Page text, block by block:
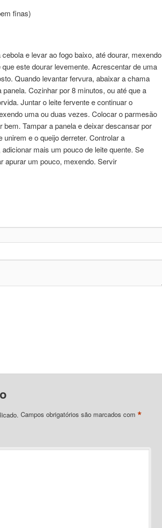
finas)
e levar ao fogo baixo, até dourar, mexendo
este dourar levemente. Acrescentar de uma
Quando levantar fervura, abaixar a chama
Cozinhar por 8 minutos, ou até que a
Juntar o leite fervente e continuar o
uma ou duas vezes. Colocar o parmesão
bem. Tampar a panela e deixar descansar por
e o queijo derreter. Controlar a
mais um pouco de leite quente. Se
apurar um pouco, mexendo. Servir
Campos obrigatórios são marcados com*